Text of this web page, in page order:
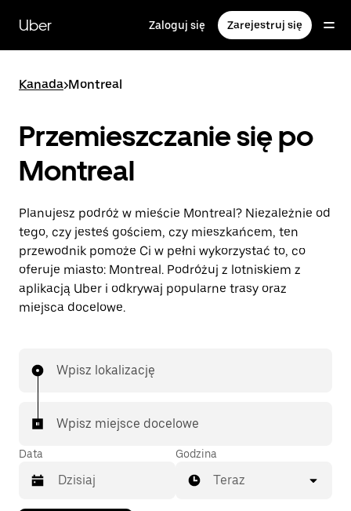
głównej
zawartości
Uber Zaloguj się Zarejestruj się
Kanada>Montreal
Przemieszczanie się po
Montreal
Planujesz podróż w mieście Montreal? Niezależnie od
tego, czy jesteś gościem, czy mieszkańcem, ten
przewodnik pomoże Ci w pełni wykorzystać to, co
oferuje miasto: Montreal. Podróżuj z lotniskiem z
aplikacją Uber i odkrywaj popularne trasy oraz
miejsca docelowe.
Wpisz lokalizację
Wpisz miejsce docelowe
Data Godzina
Teraz